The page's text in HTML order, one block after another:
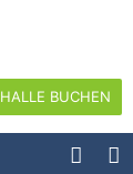
HALLE BUCHEN